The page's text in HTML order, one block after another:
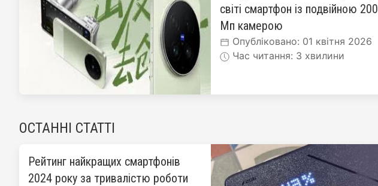
світі смартфон із подвійною 200
Мп камерою
Опубліковано: 01 квітня 2026
Час читання: 3 хвилини
ОСТАННІ СТАТТІ
Рейтинг найкращих смартфонів
2024 року за тривалістю роботи